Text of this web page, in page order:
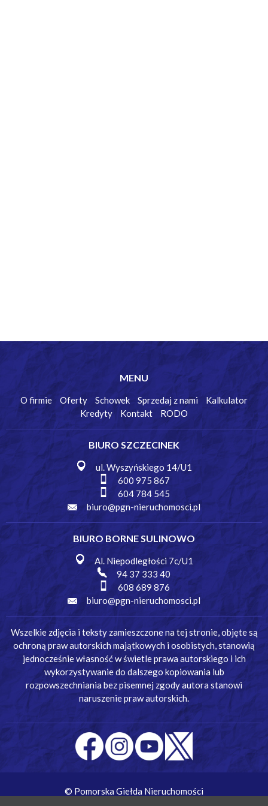
MENU
O firmie Oferty Schowek Sprzedaj z nami
Kalkulator
Kredyty
Kontakt RODO
BIURO SZCZECINEK
ul. Wyszyńskiego 14/U1
600 975 867
604 784 545
biuro@pgn-nieruchomosci.pl
BIURO BORNE SULINOWO
Al. Niepodległości 7c/U1
94 37 333 40
608 689 876
biuro@pgn-nieruchomosci.pl
Wszelkie zdjęcia i teksty zamieszczone na tej stronie, objęte są
ochroną praw autorskich majątkowych i osobistych, stanowią
jednocześnie własność w świetle prawa autorskiego i ich
wykorzystywanie do dalszego kopiowania lub
rozpowszechniania bez pisemnej zgody autora stanowi
naruszenie praw autorskich.
© Pomorska Giełda Nieruchomości